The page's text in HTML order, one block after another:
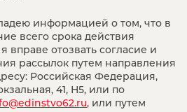
информацией о том, что в
всего срока действия
вправе отозвать согласие и
рассылок путем направления
Российская Федерация,
41, Н5, или по
, или путем